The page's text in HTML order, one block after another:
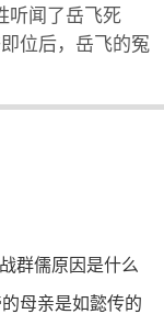
听闻了岳飞死
位后，岳飞的冤
群儒原因是什么
母亲是如懿传的